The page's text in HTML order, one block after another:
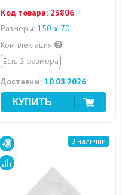
Код товара: 23806
Размеры: 150 х 70
Комплектация
Есть 2 размера
Доставим: 10.08.2026
В наличии